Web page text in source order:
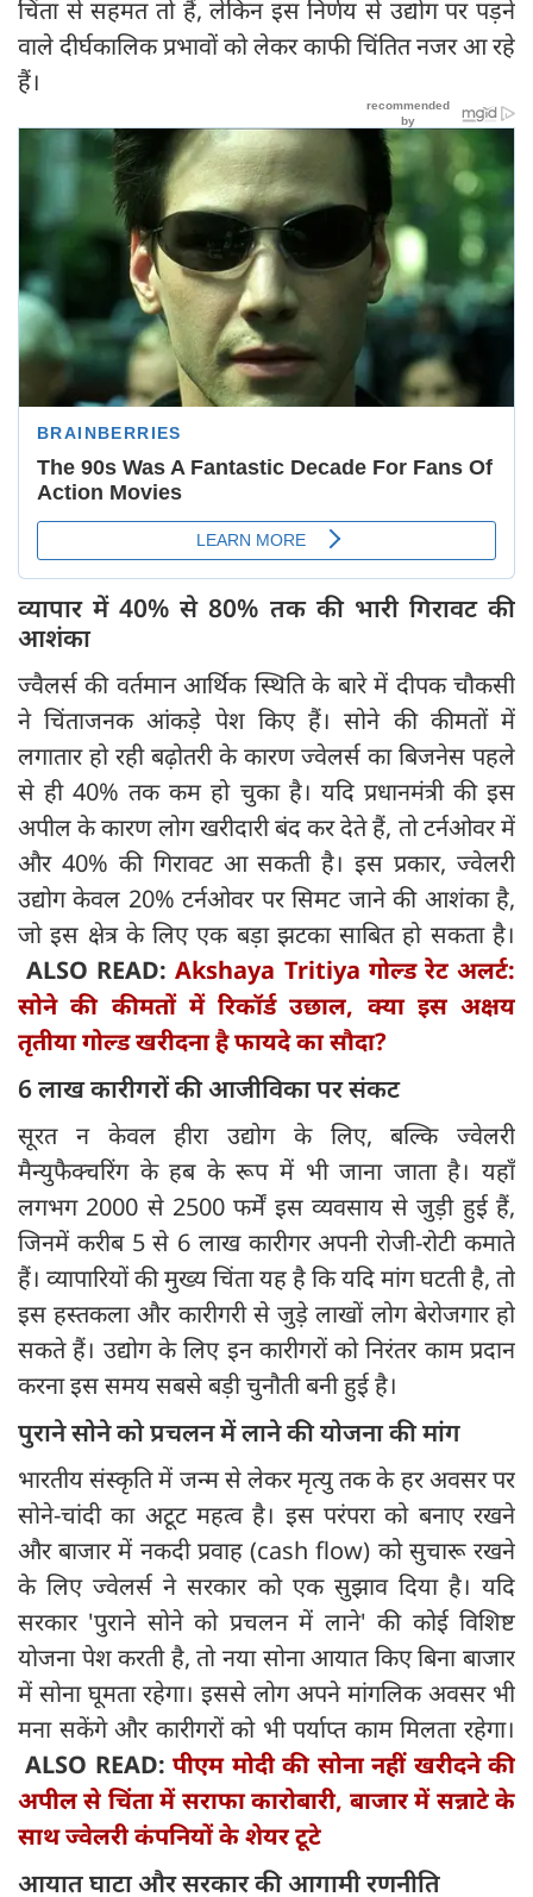
चिंता से सहमत तो हैं, लेकिन इस निर्णय से उद्योग पर पड़ने
वाले दीर्घकालिक प्रभावों को लेकर काफी चिंतित नजर आ रहे
हैं।
व्यापार में 40% से 80% तक की भारी गिरावट की
आशंका
ज्वैलर्स की वर्तमान आर्थिक स्थिति के बारे में दीपक चौकसी
ने चिंताजनक आंकड़े पेश किए हैं। सोने की कीमतों में
लगातार हो रही बढ़ोतरी के कारण ज्वेलर्स का बिजनेस पहले
से ही 40% तक कम हो चुका है। यदि प्रधानमंत्री की इस
अपील के कारण लोग खरीदारी बंद कर देते हैं, तो टर्नओवर में
और 40% की गिरावट आ सकती है। इस प्रकार, ज्वेलरी
उद्योग केवल 20% टर्नओवर पर सिमट जाने की आशंका है,
जो इस क्षेत्र के लिए एक बड़ा झटका साबित हो सकता है।
ALSO READ:Akshaya Tritiya गोल्ड रेट अलर्ट:
सोने की कीमतों में रिकॉर्ड उछाल, क्या इस अक्षय
तृतीया गोल्ड खरीदना है फायदे का सौदा?
6 लाख कारीगरों की आजीविका पर संकट
सूरत न केवल हीरा उद्योग के लिए, बल्कि ज्वेलरी
मैन्युफैक्चरिंग के हब के रूप में भी जाना जाता है। यहाँ
लगभग 2000 से 2500 फर्में इस व्यवसाय से जुड़ी हुई हैं,
जिनमें करीब 5 से 6 लाख कारीगर अपनी रोजी-रोटी कमाते
हैं। व्यापारियों की मुख्य चिंता यह है कि यदि मांग घटती है, तो
इस हस्तकला और कारीगरी से जुड़े लाखों लोग बेरोजगार हो
सकते हैं। उद्योग के लिए इन कारीगरों को निरंतर काम प्रदान
करना इस समय सबसे बड़ी चुनौती बनी हुई है।
पुराने सोने को प्रचलन में लाने की योजना की मांग
भारतीय संस्कृति में जन्म से लेकर मृत्यु तक के हर अवसर पर
सोने-चांदी का अटूट महत्व है। इस परंपरा को बनाए रखने
और बाजार में नकदी प्रवाह (cash flow) को सुचारू रखने
के लिए ज्वेलर्स ने सरकार को एक सुझाव दिया है। यदि
सरकार 'पुराने सोने को प्रचलन में लाने' की कोई विशिष्ट
योजना पेश करती है, तो नया सोना आयात किए बिना बाजार
में सोना घूमता रहेगा। इससे लोग अपने मांगलिक अवसर भी
मना सकेंगे और कारीगरों को भी पर्याप्त काम मिलता रहेगा।
ALSO READ:पीएम मोदी की सोना नहीं खरीदने की
अपील से चिंता में सराफा कारोबारी, बाजार में सन्नाटे के
साथ ज्वेलरी कंपनियों के शेयर टूटे
आयात घाटा और सरकार की आगामी रणनीति